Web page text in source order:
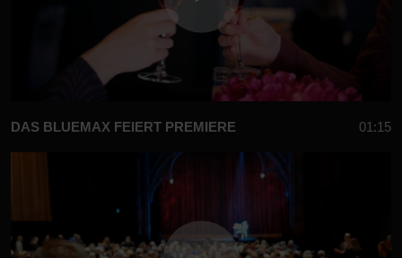
DAS BLUEMAX FEIERT PREMIERE 01:15